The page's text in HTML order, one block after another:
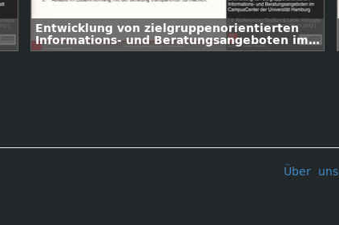
Entwicklung von zielgruppenorientierten
Informations- und Beratungsangeboten im
CampusCenter der Universität Hamburg
Über uns